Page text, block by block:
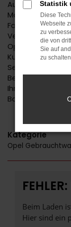
Ausstattung. Im
Mobilität in
Verwurzelung.
Opel einen der
Kunden aus
Service und die
Beratung. Wir
Ihre Anliegen
Balingen oder in
Kategorie
Opel
Beim Laden
Hier sind ein
Statistik
Diese
Webseite
zu
die von
Sie auf
zu